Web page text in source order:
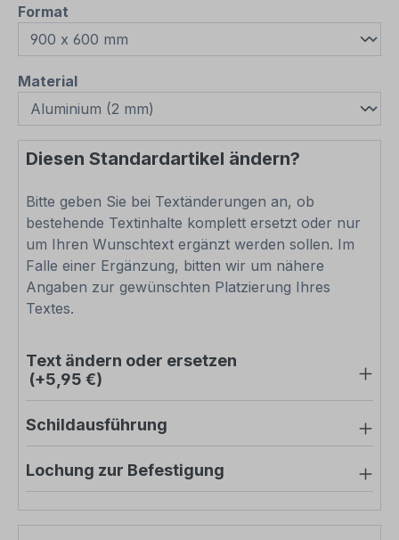
Format
Materialauswählen
Diesen Standardartikel ändern?
Bitte geben Sie bei Textänderungen an, ob
bestehende Textinhalte komplett ersetzt oder nur
um Ihren Wunschtext ergänzt werden sollen. Im
Falle einer Ergänzung, bitten wir um nähere
Angaben zur gewünschten Platzierung Ihres
Textes.
Text ändern oder ersetzen
(+5,95 €)
Schildausführung
Lochung zur Befestigung